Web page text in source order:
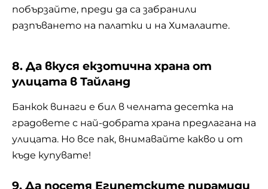
побързайте, преди да са забранили
разпъването на палатки и на Хималаите.
8. Да вкуся екзотична храна от
улицата в Тайланд
Банкок винаги е бил в челната десетка на
градовете с най-добрата храна предлагана на
улицата. Но все пак, внимавайте какво и от
къде купувате!
9. Да посетя Египетските пирамиди